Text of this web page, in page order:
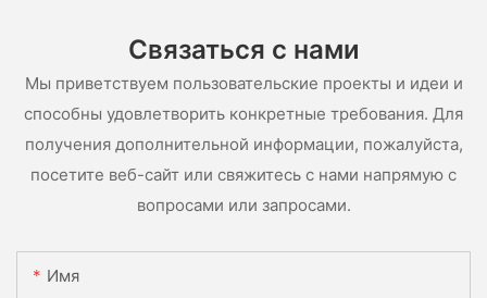
Связаться с нами
Мы приветствуем пользовательские проекты и идеи и
способны удовлетворить конкретные требования. Для
получения дополнительной информации, пожалуйста,
посетите веб-сайт или свяжитесь с нами напрямую с
вопросами или запросами.
Имя